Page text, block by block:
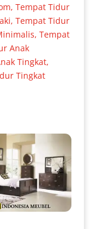
, Tempat Tidur
, Tempat Tidur
, Tempat
Anak
Tingkat,
Tingkat